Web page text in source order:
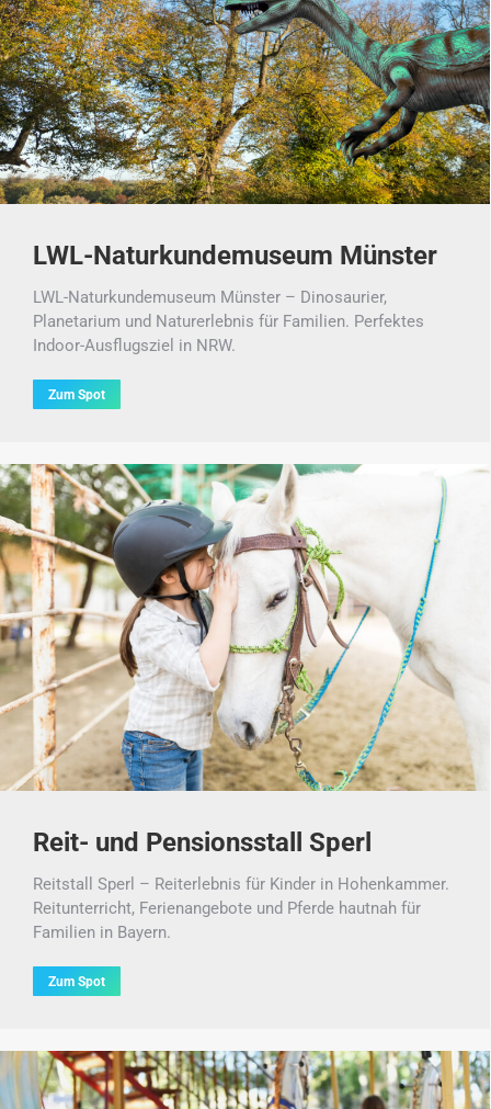
LWL-Naturkundemuseum Münster
LWL-Naturkundemuseum Münster – Dinosaurier,
Planetarium und Naturerlebnis für Familien. Perfektes
Indoor-Ausflugsziel in NRW.
Zum Spot
Reit- und Pensionsstall Sperl
Reitstall Sperl – Reiterlebnis für Kinder in Hohenkammer.
Reitunterricht, Ferienangebote und Pferde hautnah für
Familien in Bayern.
Zum Spot